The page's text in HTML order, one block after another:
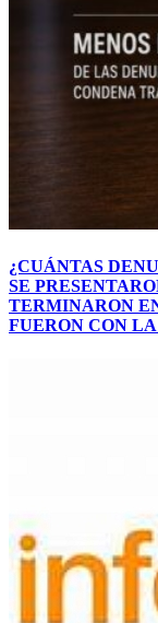
¿CUÁNTAS
SE
TERMINARON
FUERON CON